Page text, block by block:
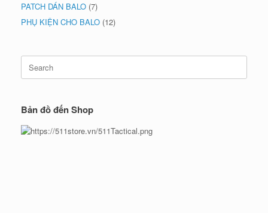
PATCH DÁN BALO (7)
PHỤ KIỆN CHO BALO (12)
for:
Bản đồ đến Shop